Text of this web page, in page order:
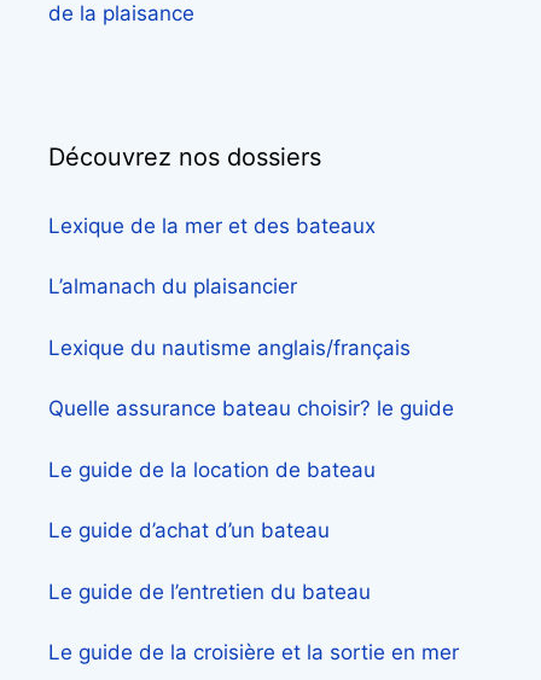
de la plaisance
Découvrez nos dossiers
Lexique de la mer et des bateaux
L’almanach du plaisancier
Lexique du nautisme anglais/français
Quelle assurance bateau choisir? le guide
Le guide de la location de bateau
Le guide d’achat d’un bateau
Le guide de l’entretien du bateau
Le guide de la croisière et la sortie en mer